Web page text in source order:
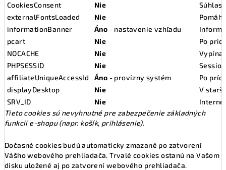
CookiesConsent
Nie
Súhlas
externalFontsLoaded
Nie
informationBanner
Áno - nastavenie vzhľadu
pcart
Nie
Po
NOCACHE
Nie
Vypína
PHPSESSID
Nie
affiliateUniqueAccessId
Áno - provízny systém
Po
displayDesktop
Nie
V
SRV_ID
Nie
Tieto cookies sú nevyhnutné pre zabezpečenie základných
funkcií e-shopu (napr. košík, prihlásenie).
Dočasné cookies budú automaticky zmazané po zatvorení
Vášho webového prehliadača. Trvalé cookies ostanú na Vašom
disku uložené aj po zatvorení webového prehliadača.